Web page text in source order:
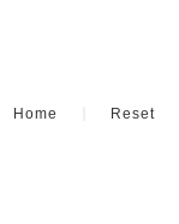
Home Reset